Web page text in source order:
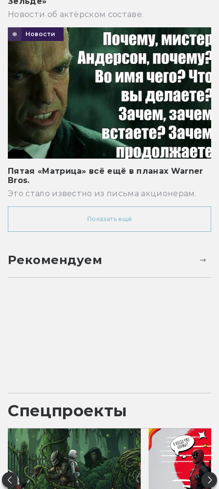
Новости об актёрском составе.
Новости
Пятая «Матрица» всё ещё в планах Warner
Bros.
Это стало известно из письма акционерам.
Показать ещё
Рекомендуем
Спецпроекты